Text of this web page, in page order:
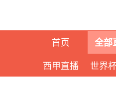
首页 全部
西甲直播
世界